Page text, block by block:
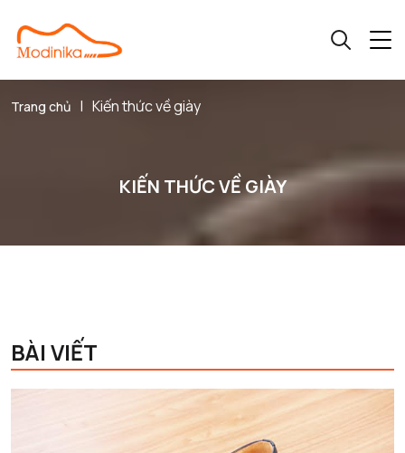
Trang chủ | Kiến thức về giày
KIẾN THỨC VỀ GIÀY
BÀI VIẾT